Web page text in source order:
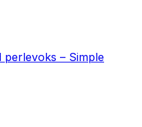
perlevoks – Simple